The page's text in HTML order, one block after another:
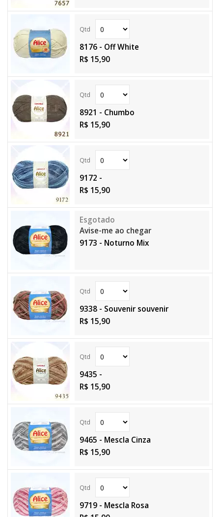
8176 - Off White
R$ 15,90
8921 - Chumbo
R$ 15,90
9172 -
R$ 15,90
Avise-me ao chegar
9173 - Noturno Mix
9338 - Souvenir souvenir
R$ 15,90
9435 -
R$ 15,90
9465 - Mescla Cinza
R$ 15,90
9719 - Mescla Rosa